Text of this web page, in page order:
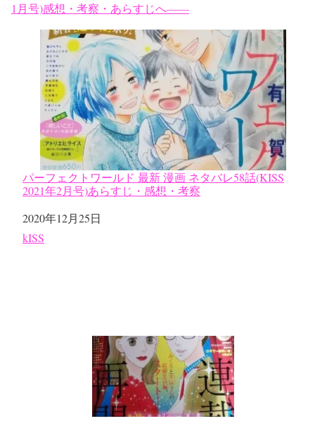
1月号)感想・考察・あらすじへ——
パーフェクトワールド 最新 漫画 ネタバレ58話(KISS
2021年2月号)あらすじ・感想・考察
日付
2020年12月25日
関連理由
kISS